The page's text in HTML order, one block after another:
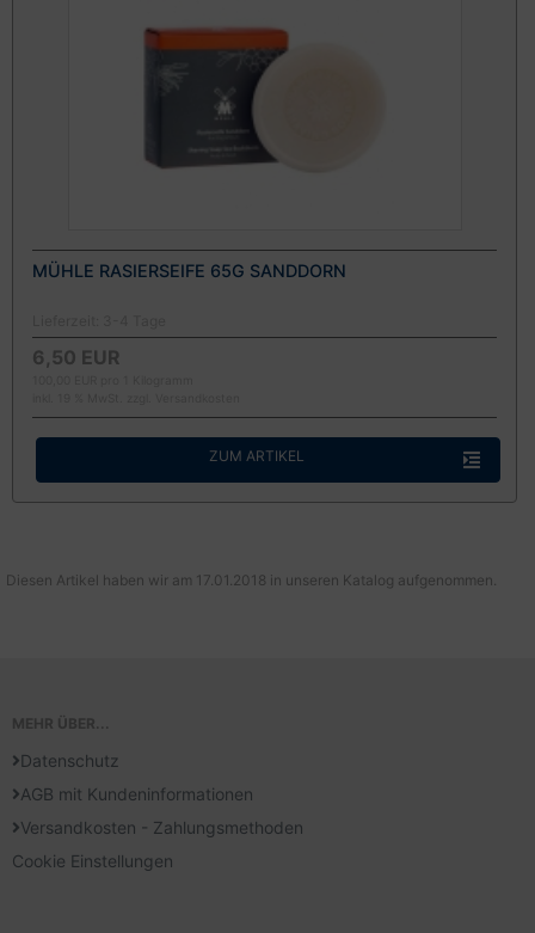
MÜHLE RASIERSEIFE 65G SANDDORN
6,50 EUR
ZUM ARTIKEL
Diesen Artikel haben wir am 17.01.2018 in unseren Katalog aufgenommen.
MEHR ÜBER...
Datenschutz
AGB mit Kundeninformationen
Versandkosten - Zahlungsmethoden
Cookie Einstellungen